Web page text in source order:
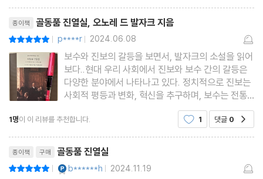
종이책 골동품 진열실, 오노레 드 발자크 지음
| p****r | 2024.06.08
보수와 진보의 갈등을 보면서, 발자크의 소설을 읽어
보다..현대 우리 사회에서 진보와 보수 간의 갈등은
다양한 분야에서 나타나고 있다. 정치적으로 진보는
사회적 평등과 변화, 혁신을 추구하며, 보수는 전통
과 안정, 질서를 중시한다. 진보는 정부의 적극적인
역할을 통해 사회적 불평등을 해소하고, 다양한 사회
문제를 해결하려고 한다. 반면 보수는 작은 정부와
개인의 자율성을
1명이 이 리뷰를 추천합니다. 1 댓글 0
종이책 구매 골동품 진열실
| b******h | 2024.11.19